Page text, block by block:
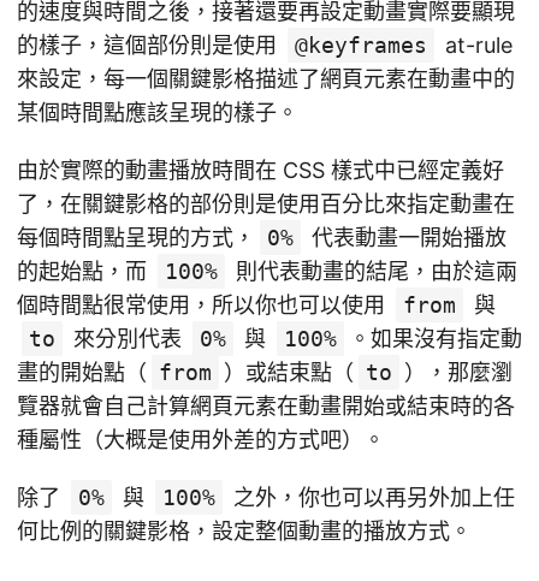
的速度與時間之後，接著還要再設定動畫實際要顯現
的樣子，這個部份則是使用
@keyframes
at-rule
來設定，每一個關鍵影格描述了網頁元素在動畫中的
某個時間點應該呈現的樣子。
由於實際的動畫播放時間在 CSS 樣式中已經定義好
了，在關鍵影格的部份則是使用百分比來指定動畫在
每個時間點呈現的方式，
0%
代表動畫一開始播放
的起始點，而
100%
則代表動畫的結尾，由於這兩
個時間點很常使用，所以你也可以使用
from
與
to
來分別代表 0% 與 100%
。如果沒有指定動
畫的開始點（ from ）或結束點（ to ），那麼瀏
覽器就會自己計算網頁元素在動畫開始或結束時的各
種屬性（大概是使用外差的方式吧）。
除了 0% 與 100%
之外，你也可以再另外加上任
何比例的關鍵影格，設定整個動畫的播放方式。